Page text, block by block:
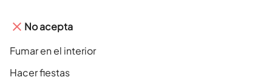
No acepta
Fumar en el interior
Hacer fiestas